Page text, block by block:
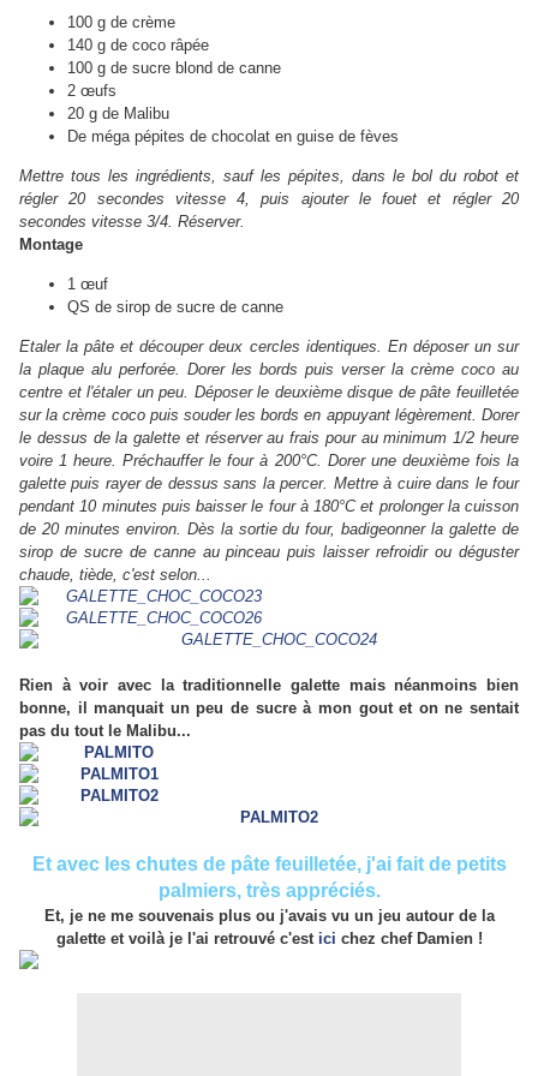
100 g de crème
140 g de coco râpée
100 g de sucre blond de canne
2 œufs
20 g de Malibu
De méga pépites de chocolat en guise de fèves
Mettre tous les ingrédients, sauf les pépites, dans le bol du robot et
régler 20 secondes vitesse 4, puis ajouter le fouet et régler 20
secondes vitesse 3/4. Réserver.
Montage
1 œuf
QS de sirop de sucre de canne
Etaler la pâte et découper deux cercles identiques. En déposer un sur
la plaque alu perforée. Dorer les bords puis verser la crème coco au
centre et l'étaler un peu. Déposer le deuxième disque de pâte feuilletée
sur la crème coco puis souder les bords en appuyant légèrement. Dorer
le dessus de la galette et réserver au frais pour au minimum 1/2 heure
voire 1 heure. Préchauffer le four à 200°C. Dorer une deuxième fois la
galette puis rayer de dessus sans la percer. Mettre à cuire dans le four
pendant 10 minutes puis baisser le four à 180°C et prolonger la cuisson
de 20 minutes environ. Dès la sortie du four, badigeonner la galette de
sirop de sucre de canne au pinceau puis laisser refroidir ou déguster
chaude, tiède, c'est selon...
Rien à voir avec la traditionnelle galette mais néanmoins bien
bonne, il manquait un peu de sucre à mon gout et on ne sentait
pas du tout le Malibu...
Et avec les chutes de pâte feuilletée, j'ai fait de petits
palmiers, très appréciés.
Et, je ne me souvenais plus ou j'avais vu un jeu autour de la
galette et voilà je l'ai retrouvé c'est ici chez chef Damien !